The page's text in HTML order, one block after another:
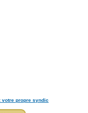
votre propre syndic